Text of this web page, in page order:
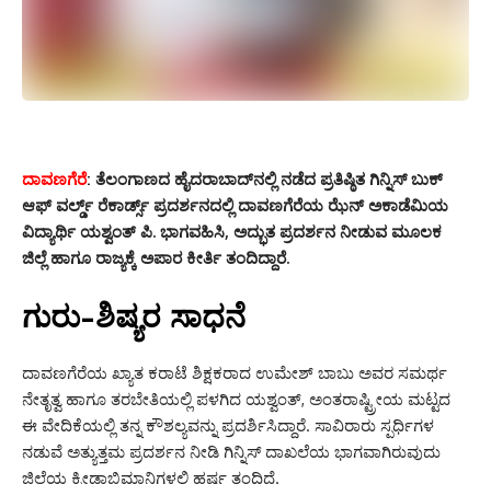
ದಾವಣಗೆರೆ: ತೆಲಂಗಾಣದ ಹೈದರಾಬಾದ್‌ನಲ್ಲಿ ನಡೆದ ಪ್ರತಿಷ್ಠಿತ ಗಿನ್ನಿಸ್ ಬುಕ್
ಆಫ್ ವರ್ಲ್ಡ್ ರೆಕಾರ್ಡ್ಸ್ ಪ್ರದರ್ಶನದಲ್ಲಿ ದಾವಣಗೆರೆಯ ಝೆನ್ ಅಕಾಡೆಮಿಯ
ವಿದ್ಯಾರ್ಥಿ ಯಶ್ವಂತ್ ಪಿ. ಭಾಗವಹಿಸಿ, ಅದ್ಭುತ ಪ್ರದರ್ಶನ ನೀಡುವ ಮೂಲಕ
ಜಿಲ್ಲೆ ಹಾಗೂ ರಾಜ್ಯಕ್ಕೆ ಅಪಾರ ಕೀರ್ತಿ ತಂದಿದ್ದಾರೆ.
ಗುರು-ಶಿಷ್ಯರ ಸಾಧನೆ
ದಾವಣಗೆರೆಯ ಖ್ಯಾತ ಕರಾಟೆ ಶಿಕ್ಷಕರಾದ ಉಮೇಶ್ ಬಾಬು ಅವರ ಸಮರ್ಥ
ನೇತೃತ್ವ ಹಾಗೂ ತರಬೇತಿಯಲ್ಲಿ ಪಳಗಿದ ಯಶ್ವಂತ್, ಅಂತರಾಷ್ಟ್ರೀಯ ಮಟ್ಟದ
ಈ ವೇದಿಕೆಯಲ್ಲಿ ತನ್ನ ಕೌಶಲ್ಯವನ್ನು ಪ್ರದರ್ಶಿಸಿದ್ದಾರೆ. ಸಾವಿರಾರು ಸ್ಪರ್ಧಿಗಳ
ನಡುವೆ ಅತ್ಯುತ್ತಮ ಪ್ರದರ್ಶನ ನೀಡಿ ಗಿನ್ನಿಸ್ ದಾಖಲೆಯ ಭಾಗವಾಗಿರುವುದು
ಜಿಲ್ಲೆಯ ಕ್ರೀಡಾಭಿಮಾನಿಗಳಲ್ಲಿ ಹರ್ಷ ತಂದಿದೆ.